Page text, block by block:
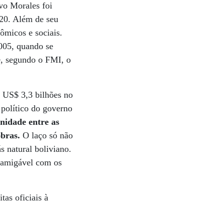
Morales foi
Além de seu
e sociais.
quando se
segundo o FMI, o
US$ 3,3 bilhões no
político do governo
entre as
O laço só não
natural boliviano.
com os
oficiais à